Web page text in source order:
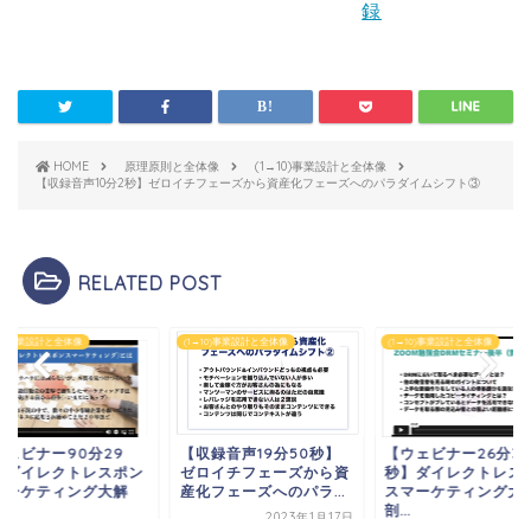
録
HOME 原理原則と全体像
(1→10)事業設計と全体像
【収録音声10分2秒】ゼロイチフェーズから資産化フェーズへのパラダイムシフト③
RELATED POST
事業設計と全体像
ェビナー90分29
ダイレクトレスポン
ーケティング大解
(1→10)事業設計と全体像
【収録音声19分50秒】
ゼロイチフェーズから資
産化フェーズへのパラ...
(1→10)事業設計と全体像
【ウェビナー26分30
秒】ダイレクトレス
スマーケティング大
剖...